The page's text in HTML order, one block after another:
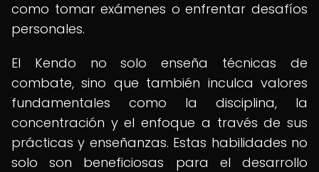
como tomar exámenes o enfrentar desafíos
personales.
El Kendo no solo enseña técnicas de
combate, sino que también inculca valores
fundamentales como la disciplina, la
concentración y el enfoque a través de sus
prácticas y enseñanzas. Estas habilidades no
solo son beneficiosas para el desarrollo